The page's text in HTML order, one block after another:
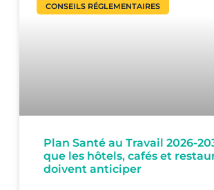
CONSEILS RÉGLEMENTAIRES
Plan Santé au Travail 2026-
que les hôtels, cafés et
doivent anticiper